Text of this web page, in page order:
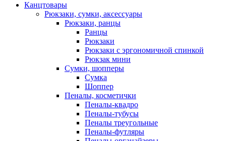
Канцтовары
Рюкзаки, сумки, аксессуары
Рюкзаки, ранцы
Ранцы
Рюкзаки
Рюкзаки с эргономичной спинкой
Рюкзак мини
Сумки, шопперы
Сумка
Шоппер
Пеналы, косметички
Пеналы-квадро
Пеналы-тубусы
Пеналы треугольные
Пеналы-футляры